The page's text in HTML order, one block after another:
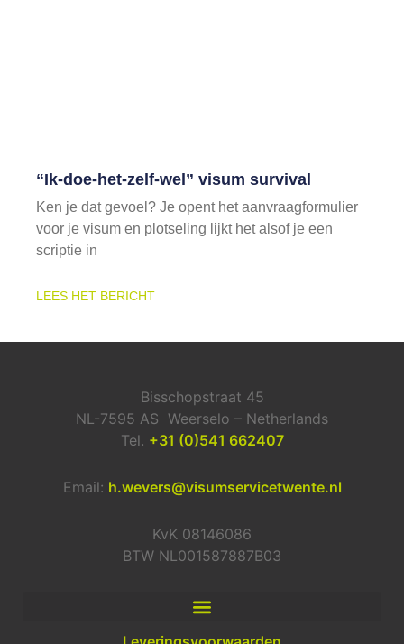
“Ik-doe-het-zelf-wel” visum survival
Ken je dat gevoel? Je opent het aanvraagformulier
voor je visum en plotseling lijkt het alsof je een
scriptie in
LEES HET BERICHT
Bisschopstraat 45
NL-7595 AS Weerselo – Netherlands
Tel. +31 (0)541 662407
Email: h.wevers@visumservicetwente.nl
KvK 08146086
BTW NL001587887B03